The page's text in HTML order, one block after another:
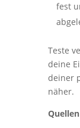
fest
Teste
deine
deiner
näher.